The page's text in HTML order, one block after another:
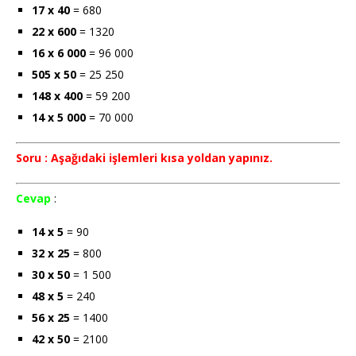
17 x 40 = 680
22 x 600 = 1320
16 x 6 000 = 96 000
505 x 50 = 25 250
148 x 400 = 59 200
14 x 5 000 = 70 000
Soru : Aşağıdaki işlemleri kısa yoldan yapınız.
Cevap :
14 x 5 = 90
32 x 25 = 800
30 x 50 = 1 500
48 x 5 = 240
56 x 25 = 1400
42 x 50 = 2100